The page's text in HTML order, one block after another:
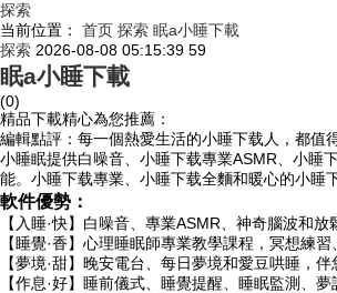
探索
当前位置：
首页 探索 眠a小睡下載
探索 2026-08-08 05:15:39 59
眠a小睡下載
(0)
精品下載精心為您推薦：
編輯點評：每一個熱愛生活的小睡下载人，都值
小睡眠提供白噪音、小睡下载專業ASMR、小睡
能。小睡下载專業、小睡下载全麵和暖心的小睡
軟件優勢：
【入睡·快】白噪音、專業ASMR、神奇腦波和
【睡覺·香】心理睡眠師專業教學課程，冥想練
【夢境·甜】晚安電台、每日夢境和愛豆哄睡，
【作息·好】睡前儀式、睡覺提醒、睡眠監測、